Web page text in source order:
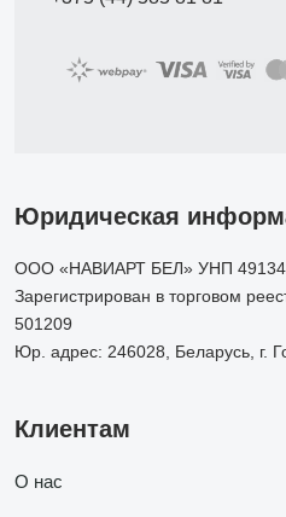
Юридическая
ООО «НАВИАРТ БЕЛ» УНП
Зарегистрирован в торговом
501209
Юр. адрес: 246028, Беларусь, г.
Клиентам
О нас